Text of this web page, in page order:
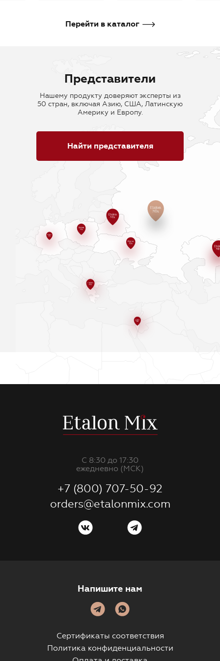
Перейти в каталог
Представители
Нашему продукту доверяют эксперты из
50 стран, включая Азию, США, Латинскую
Америку и Европу.
Найти представителя
С 8:30 до 17:30
ежедневно (МСК)
+7 (800) 707-50-92
orders@etalonmix.com
Напишите нам
Сертификаты соответствия
Политика конфиденциальности